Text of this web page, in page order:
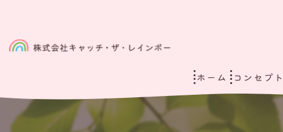
ホーム コンセプト